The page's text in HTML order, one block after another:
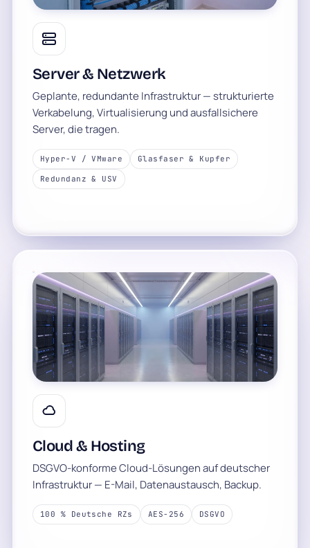
Server & Netzwerk
Geplante, redundante Infrastruktur — strukturierte
Verkabelung, Virtualisierung und ausfallsichere
Server, die tragen.
Hyper-V / VMware Glasfaser & Kupfer
Redundanz & USV
Cloud & Hosting
DSGVO-konforme Cloud-Lösungen auf deutscher
Infrastruktur — E-Mail, Datenaustausch, Backup.
100 % Deutsche RZs AES-256 DSGVO